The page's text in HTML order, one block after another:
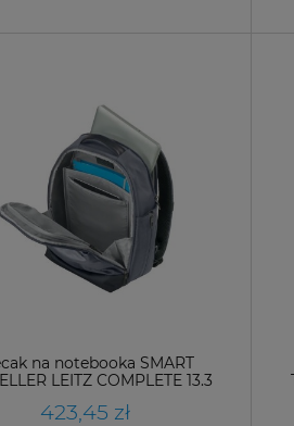
na notebooka SMART
LEITZ COMPLETE 13.3
423,45 zł